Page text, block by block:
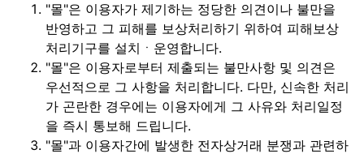
"몰"은 이용자가 제기하는 정당한 의견이나 불만을
반영하고 그 피해를 보상처리하기 위하여 피해보상
처리기구를 설치ㆍ운영합니다.
"몰"은 이용자로부터 제출되는 불만사항 및 의견은
우선적으로 그 사항을 처리합니다. 다만, 신속한 처리
가 곤란한 경우에는 이용자에게 그 사유와 처리일정
을 즉시 통보해 드립니다.
"몰"과 이용자간에 발생한 전자상거래 분쟁과 관련하